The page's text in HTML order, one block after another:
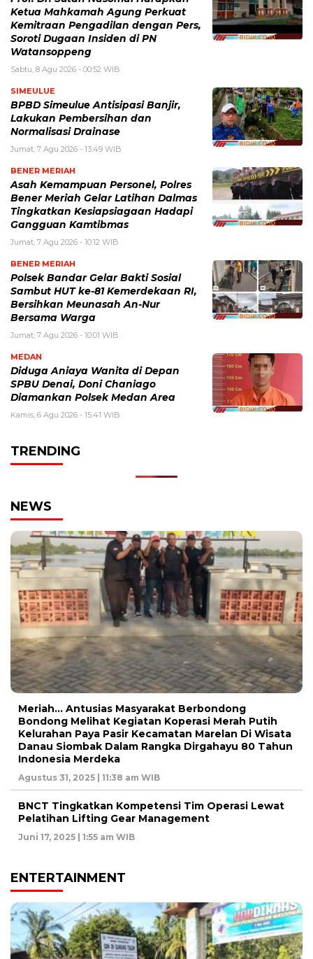
Ketua Mahkamah Agung Perkuat
Kemitraan Pengadilan dengan Pers,
Soroti Dugaan Insiden di PN
Watansoppeng
Sabtu, 8 Agu 2026 - 00:52 WIB
SIMEULUE
BPBD Simeulue Antisipasi Banjir,
Lakukan Pembersihan dan
Normalisasi Drainase
Jumat, 7 Agu 2026 - 13:49 WIB
BENER MERIAH
Asah Kemampuan Personel, Polres
Bener Meriah Gelar Latihan Dalmas
Tingkatkan Kesiapsiagaan Hadapi
Gangguan Kamtibmas
Jumat, 7 Agu 2026 - 10:12 WIB
BENER MERIAH
Polsek Bandar Gelar Bakti Sosial
Sambut HUT ke-81 Kemerdekaan RI,
Bersihkan Meunasah An-Nur
Bersama Warga
Jumat, 7 Agu 2026 - 10:01 WIB
MEDAN
Diduga Aniaya Wanita di Depan
SPBU Denai, Doni Chaniago
Diamankan Polsek Medan Area
Kamis, 6 Agu 2026 - 15:41 WIB
TRENDING
NEWS
Meriah… Antusias Masyarakat Berbondong
Bondong Melihat Kegiatan Koperasi Merah Putih
Kelurahan Paya Pasir Kecamatan Marelan Di Wisata
Danau Siombak Dalam Rangka Dirgahayu 80 Tahun
Indonesia Merdeka
Agustus 31, 2025 | 11:38 am WIB
BNCT Tingkatkan Kompetensi Tim Operasi Lewat
Pelatihan Lifting Gear Management
Juni 17, 2025 | 1:55 am WIB
ENTERTAINMENT